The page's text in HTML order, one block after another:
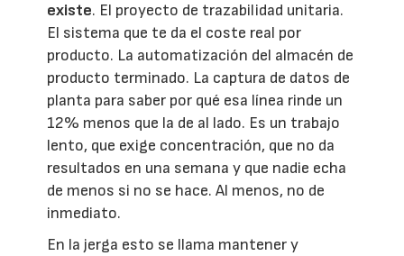
existe. El proyecto de trazabilidad unitaria.
El sistema que te da el coste real por
producto. La automatización del almacén de
producto terminado. La captura de datos de
planta para saber por qué esa línea rinde un
12% menos que la de al lado. Es un trabajo
lento, que exige concentración, que no da
resultados en una semana y que nadie echa
de menos si no se hace. Al menos, no de
inmediato.
En la jerga esto se llama mantener y